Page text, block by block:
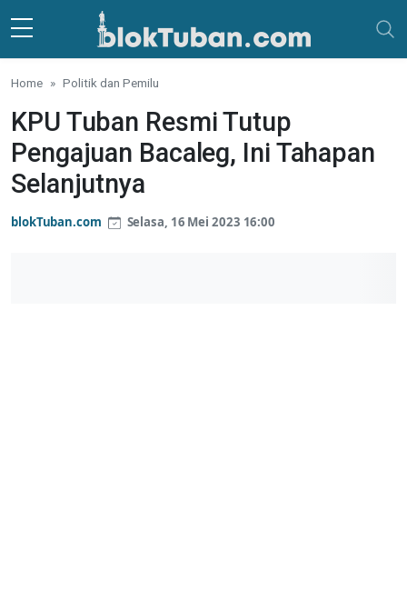
Skip to main content
Home Politik dan Pemilu
KPU Tuban Resmi Tutup
Pengajuan Bacaleg, Ini Tahapan
Selanjutnya
blokTuban.com Selasa, 16 Mei 2023 16:00